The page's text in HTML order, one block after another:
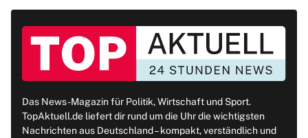
Das News-Magazin für Politik, Wirtschaft und Sport.
TopAktuell.de liefert dir rund um die Uhr die wichtigsten
Nachrichten aus Deutschland – kompakt, verständlich und